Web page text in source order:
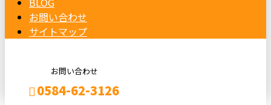
お問い合わせ
サイトマップ
お問い合わせ
0584-62-3126